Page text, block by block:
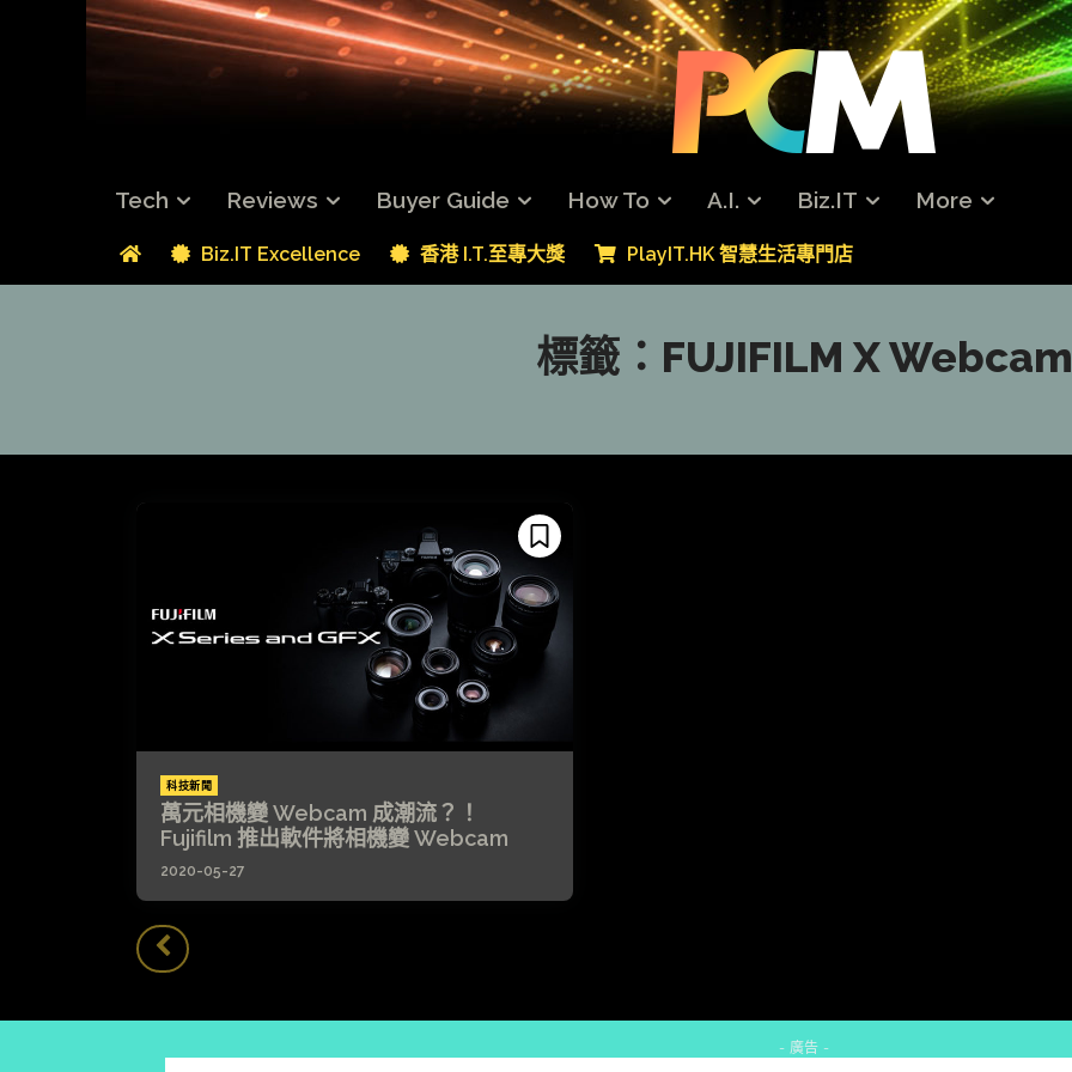
Tech Reviews Buyer Guide How To A.I. Biz.IT More
Biz.IT Excellence 香港 I.T.至專大獎 PlayIT.HK 智慧生活專門店
標籤： FUJIFILM X Webcam
科技新聞
萬元相機變 Webcam 成潮流？！
Fujifilm 推出軟件將相機變 Webcam
2020-05-27
- 廣告 -